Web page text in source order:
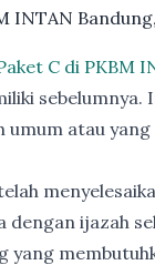
INTAN
C di PKBM
umum atau
dengan ijazah
yang